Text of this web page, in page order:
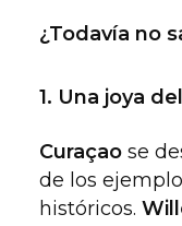
¿Todavía no
1. Una joya
Curaçaose
de los
históricos.